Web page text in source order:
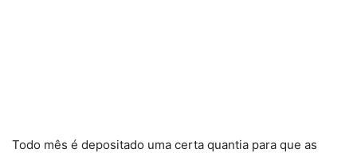
Todo mês é depositado uma certa quantia para que as